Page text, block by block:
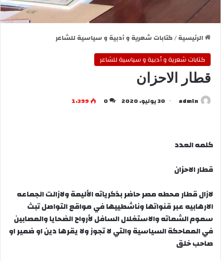
الرئيسية/كتابات شعرية و أدبية و سياسية للشاعر
كتابات شعرية و أدبية و سياسية للشاعر
قطار الاحزان
admln 30 يوليو، 2020 0 1٬399
كلمه العدد
قطار الاحزان
لازال قطار محطه مصر حاضر بذكرياته الأليمة ولازالت الجماعه
الارهابيه عبر قنواتها وناشطييها في مواقع التواصل تبث
سموم الشماته والاستغلال السافل لأرواح الضحايا والمصابين
في المماحكة السياسية والتي لا تجوز ولا يقرها دين او ضمير او
صاحب خلق